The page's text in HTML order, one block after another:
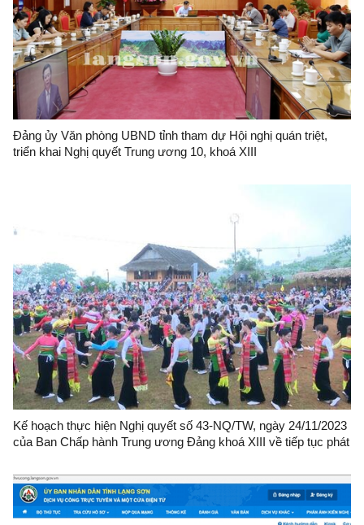
Đảng ủy Văn phòng UBND tỉnh tham dự Hội nghị quán triệt,
triển khai Nghị quyết Trung ương 10, khoá XIII
Kế hoạch thực hiện Nghị quyết số 43-NQ/TW, ngày 24/11/2023
của Ban Chấp hành Trung ương Đảng khoá XIII về tiếp tục phát
dựng đất nước ta ngày càng phồn vinh, hạnh phúc